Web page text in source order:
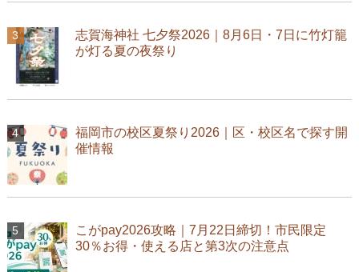
志賀海神社 七夕祭2026｜8月6日・7日に竹灯籠
が灯る夏の夜祭り
福岡市の校区夏祭り2026｜区・校区名で探す開
催情報
こがpay2026攻略｜7月22日締切！市民限定
30％お得・使える店と第3次の注意点